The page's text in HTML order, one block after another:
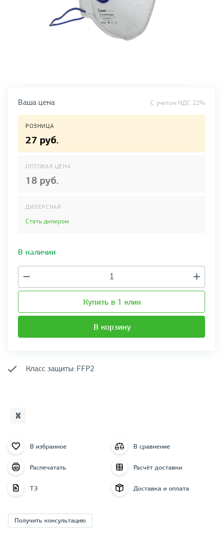
Ваша цена C учетом НДС 22%
РОЗНИЦА
27 руб.
ОПТОВАЯ ЦЕНА
18 руб.
ДИЛЕРСКАЯ
Стать дилером
В наличии
Купить в 1 клик
В корзину
Класс защиты: FFP2
В избранное В сравнение
Распечатать Расчёт доставки
ТЗ Доставка и оплата
Получить консультацию